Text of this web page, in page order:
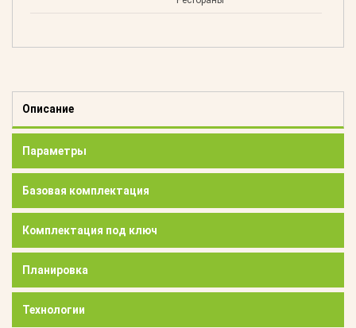
Описание
Параметры
Базовая комплектация
Комплектация под ключ
Планировка
Технологии